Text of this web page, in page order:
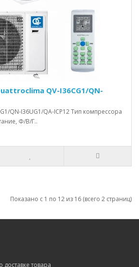
QV-I36CG1/QN-
QN-I36UG1/QA-ICP12 Тип компрессора
Ф/В/Г..
Показано с 1 по 12 из 16 (всего 2 страниц)
товара